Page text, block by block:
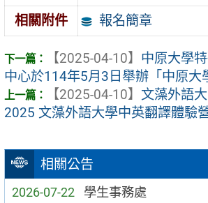
相關公告
2026-07-22 學生事務處
相關附件
報名簡章
【2025-04-10】 中原大學
中心於114年5月3日舉辦「中原大
【2025-04-10】 文藻外語
2025 文藻外語大學中英翻譯體驗